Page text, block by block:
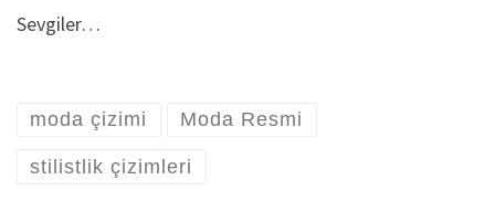
Sevgiler…
moda çizimi Moda Resmi
stilistlik çizimleri